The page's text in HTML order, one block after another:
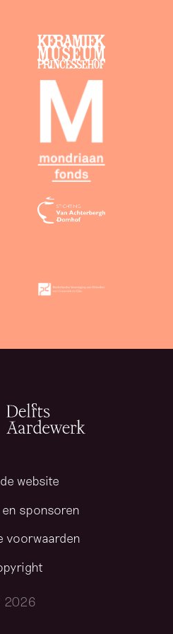
website
sponsoren
voorwaarden
2026